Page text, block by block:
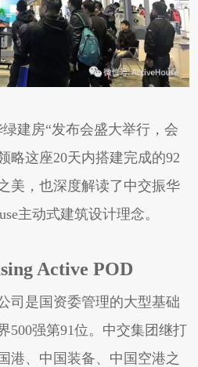
建房“发布会盛大举行，会
略这座20天内搭建完成的92
美，也深度解读了中交振华
主动式建筑设计理念。
Active POD
司是国资委管理的大型基础
500强第91位。中交集团继打
港、中国装备、中国空港之